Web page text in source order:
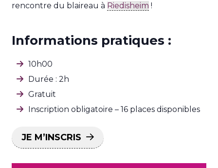
rencontre du blaireau à Riedisheim !
Informations pratiques :
10h00
Durée : 2h
Gratuit
Inscription obligatoire – 16 places disponibles
JE M’INSCRIS